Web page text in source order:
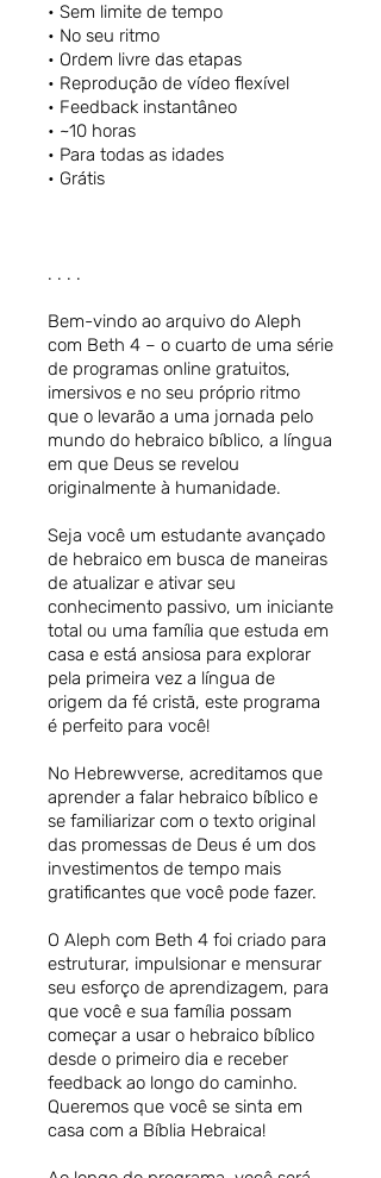
• Sem limite de tempo
• No seu ritmo
• Ordem livre das etapas
• Reprodução de vídeo flexível
• Feedback instantâneo
• ~10 horas
• Para todas as idades
• Grátis
. . . .
Bem-vindo ao arquivo do Aleph
com Beth 4 – o cuarto de uma série
de programas online gratuitos,
imersivos e no seu próprio ritmo
que o levarão a uma jornada pelo
mundo do hebraico bíblico, a língua
em que Deus se revelou
originalmente à humanidade.
Seja você um estudante avançado
de hebraico em busca de maneiras
de atualizar e ativar seu
conhecimento passivo, um iniciante
total ou uma família que estuda em
casa e está ansiosa para explorar
pela primeira vez a língua de
origem da fé cristã, este programa
é perfeito para você!
No Hebrewverse, acreditamos que
aprender a falar hebraico bíblico e
se familiarizar com o texto original
das promessas de Deus é um dos
investimentos de tempo mais
gratificantes que você pode fazer.
O Aleph com Beth 4 foi criado para
estruturar, impulsionar e mensurar
seu esforço de aprendizagem, para
que você e sua família possam
começar a usar o hebraico bíblico
desde o primeiro dia e receber
feedback ao longo do caminho.
Queremos que você se sinta em
casa com a Bíblia Hebraica!